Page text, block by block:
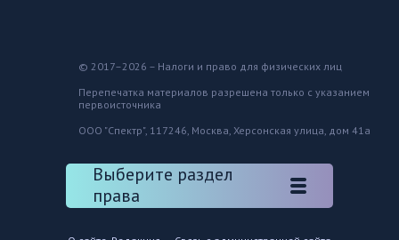
© 2017–2026 – Налоги и право для физических лиц
Перепечатка материалов разрешена только с указанием
первоисточника
ООО "Спектр", 117246, Москва, Херсонская улица, дом 41а
Выберите раздел
права